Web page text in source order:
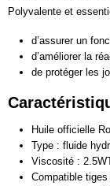
Polyvalente et
d’assurer un
d’améliorer la
de protéger les
Huile officielle
Type : fluide
Viscosité :
Compatible